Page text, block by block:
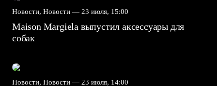
Новости, Новости — 23 июля, 15:00
Maison Margiela выпустил аксессуары для
собак
Новости, Новости — 23 июля, 14:00